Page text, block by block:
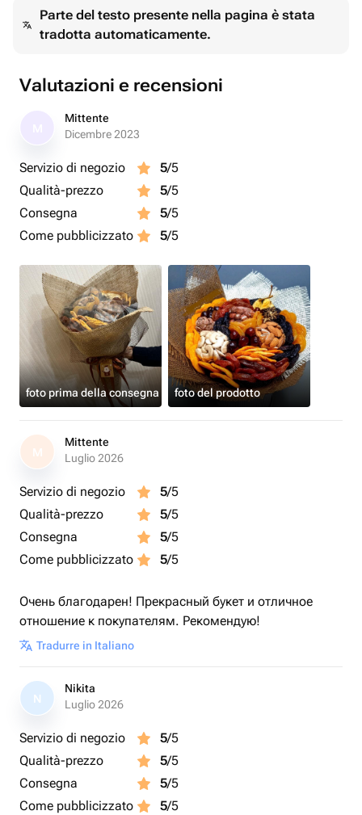
Parte del testo presente nella pagina è stata
tradotta automaticamente.
Valutazioni e recensioni
Mittente
Dicembre 2023
Servizio di negozio 5/5
Qualità-prezzo
5/5
Consegna
5/5
Come pubblicizzato
5/5
foto prima della consegna foto del prodotto
M
Mittente
Luglio 2026
Servizio di negozio 5/5
Qualità-prezzo
5/5
Consegna
5/5
Come pubblicizzato
5/5
Очень благодарен! Прекрасный букет и отличное
отношение к покупателям. Рекомендую!
Tradurre in Italiano
N
Nikita
Luglio 2026
Servizio di negozio 5/5
Qualità-prezzo
5/5
Consegna
5/5
Come pubblicizzato
5/5